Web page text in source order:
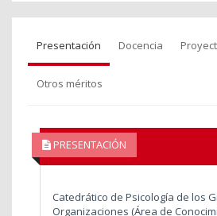
Presentación Docencia
Otros méritos
PRESENTACIÓN
Catedrático de Psicología de los
Organizaciones (Área de